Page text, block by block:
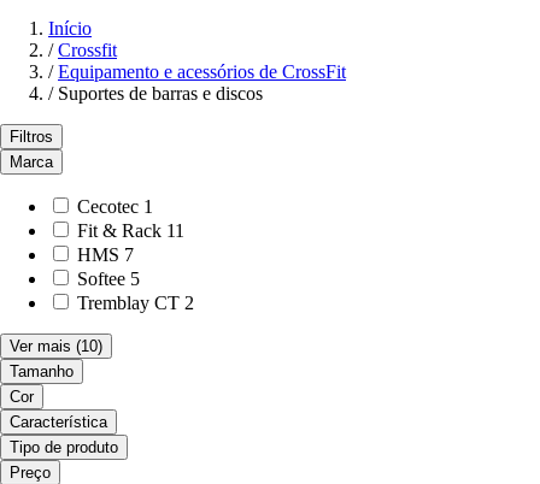
Início
/ Crossfit
/ Equipamento e acessórios de CrossFit
/ Suportes de barras e discos
Filtros
Marca
Cecotec 1
Fit & Rack 11
HMS 7
Softee 5
Tremblay CT 2
Ver mais (10)
Tamanho
Cor
Característica
Tipo de produto
Preço